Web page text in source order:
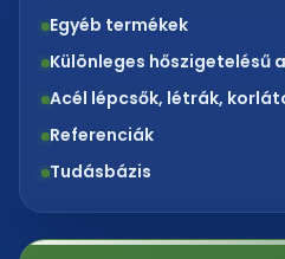
Egyéb termékek
Különleges hőszigetelésű
Acél lépcsők, létrák,
Referenciák
Tudásbázis